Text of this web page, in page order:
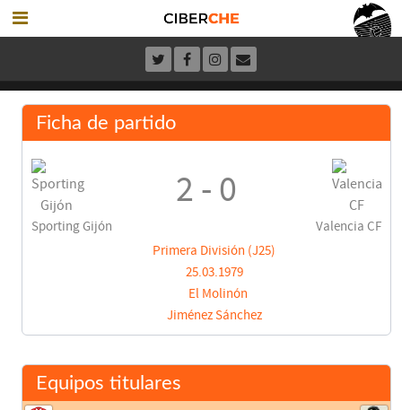
Ficha de partido
Sporting Gijón
2 - 0
Valencia CF
Primera División (J25)
25.03.1979
El Molinón
Jiménez Sánchez
Equipos titulares